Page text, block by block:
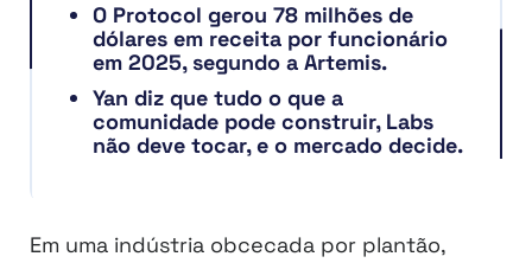
O Protocol gerou 78 milhões de
dólares em receita por funcionário
em 2025, segundo a Artemis.
Yan diz que tudo o que a
comunidade pode construir, Labs
não deve tocar, e o mercado decide.
Em uma indústria obcecada por plantão,